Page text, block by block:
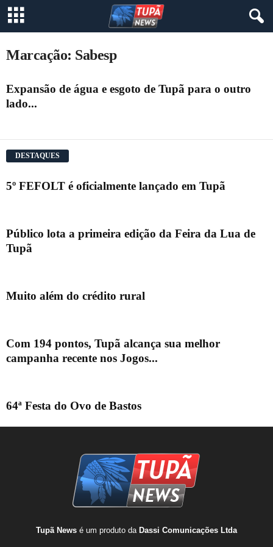
Marcação: Sabesp
Expansão de água e esgoto de Tupã para o outro
lado...
DESTAQUES
5º FEFOLT é oficialmente lançado em Tupã
Público lota a primeira edição da Feira da Lua de
Tupã
Muito além do crédito rural
Com 194 pontos, Tupã alcança sua melhor
campanha recente nos Jogos...
64ª Festa do Ovo de Bastos
Tupã News é um produto da Dassi Comunicações Ltda